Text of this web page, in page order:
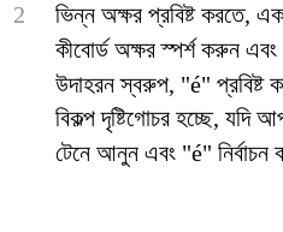
2
ভিন্ন অক্ষর প্রবিষ্ট করতে,
কীবোর্ড অক্ষর স্পর্শ করুন এবং
উদাহরন স্বরুপ, "é" প্রবিষ্ট
বিকল্প দৃষ্টিগোচর হচ্ছে,
টেনে আনুন এবং "é" নির্বাচন